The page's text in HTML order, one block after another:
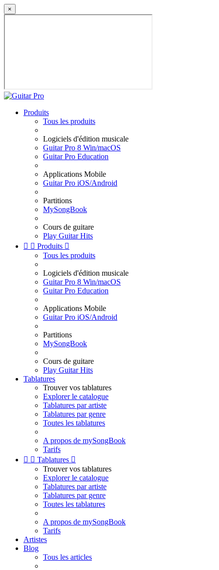
×
Produits
Tous les produits
Logiciels d'édition musicale
Guitar Pro 8 Win/macOS
Guitar Pro Education
Applications Mobile
Guitar Pro iOS/Android
Partitions
MySongBook
Cours de guitare
Play Guitar Hits
  Produits 
Tous les produits
Logiciels d'édition musicale
Guitar Pro 8 Win/macOS
Guitar Pro Education
Applications Mobile
Guitar Pro iOS/Android
Partitions
MySongBook
Cours de guitare
Play Guitar Hits
Tablatures
Trouver vos tablatures
Explorer le catalogue
Tablatures par artiste
Tablatures par genre
Toutes les tablatures
A propos de mySongBook
Tarifs
  Tablatures 
Trouver vos tablatures
Explorer le catalogue
Tablatures par artiste
Tablatures par genre
Toutes les tablatures
A propos de mySongBook
Tarifs
Artistes
Blog
Tous les articles